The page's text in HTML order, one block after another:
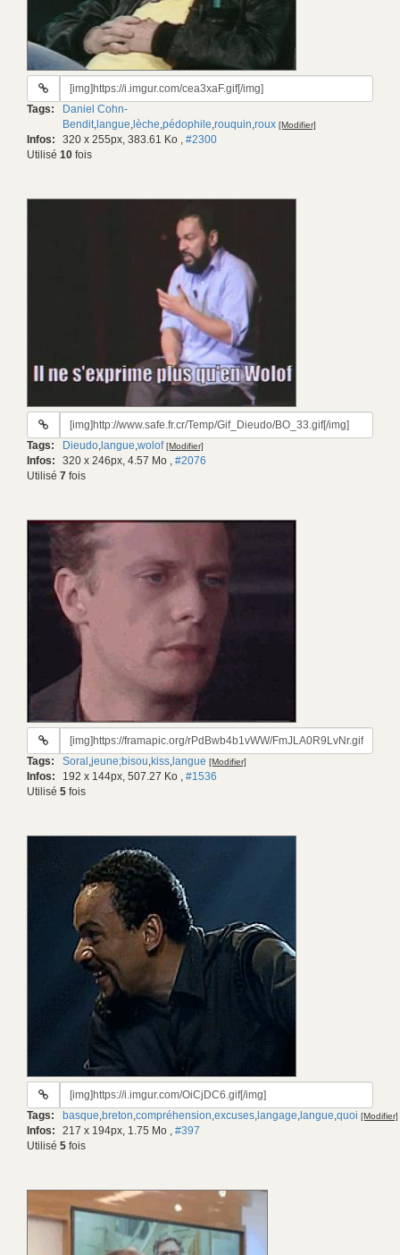
URL
gif:
Tags:
Daniel Cohn-
Bendit, langue, lèche,pédophile,rouquin,roux [Modifier]
Infos: 320 x 255px, 383.61 Ko , #2300
Utilisé 10 fois
URL
gif:
Tags: Dieudo, langue,wolof [Modifier]
Infos: 320 x 246px, 4.57 Mo , #2076
Utilisé 7 fois
URL
gif:
Tags: Soral ,jeune;bisou,kiss, langue [Modifier]
Infos: 192 x 144px, 507.27 Ko , #1536
Utilisé 5 fois
URL
gif:
Tags: basque,breton,compréhension,excuses, langage, langue,quoi [Modifier]
Infos: 217 x 194px, 1.75 Mo , #397
Utilisé 5 fois